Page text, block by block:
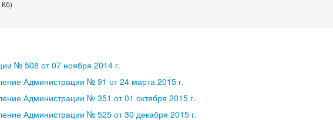
Кб)
№ 508 от 07 ноября 2014 г.
Администрации № 91 от 24 марта 2015 г.
Администрации № 351 от 01 октября 2015 г.
Администрации № 525 от 30 декабря 2015 г.